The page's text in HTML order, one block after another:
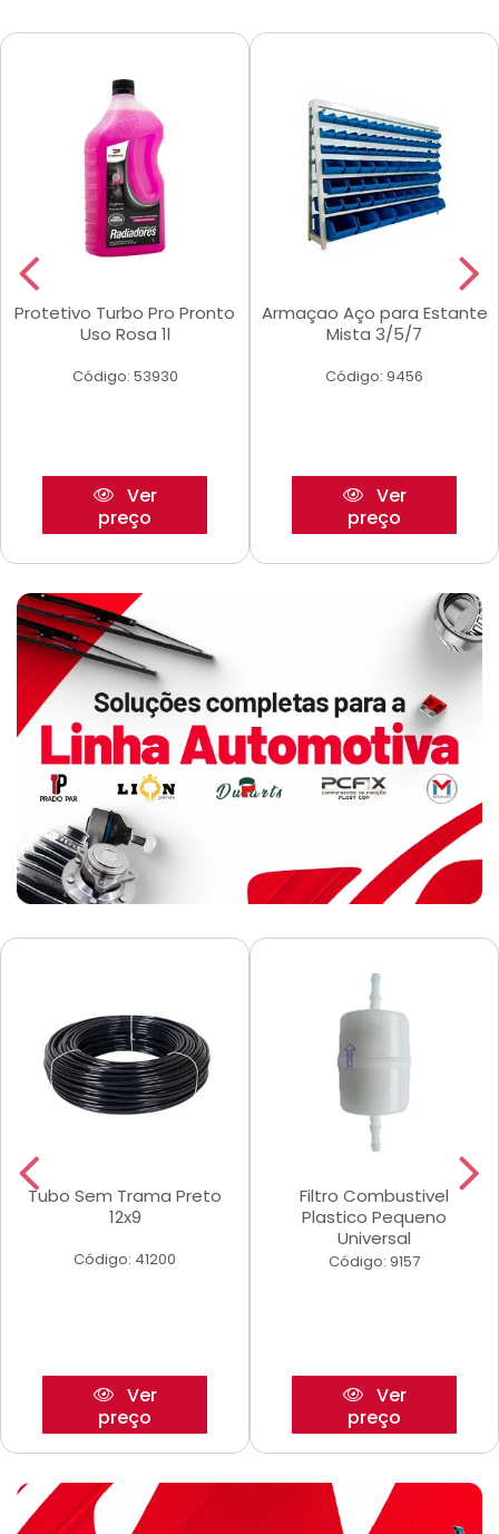
Protetivo Turbo Pro Pronto
Uso Rosa 1l
Código: 53930
Ver
preço
Armaçao Aço para Estante
Mista 3/5/7
Código: 9456
Ver
preço
Tubo Sem Trama Preto
12x9
Código: 41200
Ver
preço
Filtro Combustivel
Plastico Pequeno
Universal
Código: 9157
Ver
preço